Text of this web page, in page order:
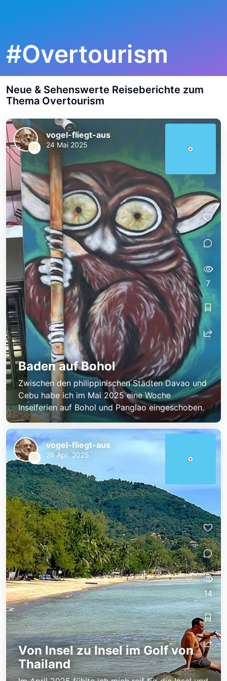
#Overtourism
Neue & Sehenswerte Reiseberichte zum
Thema Overtourism
Baden auf Bohol
Zwischen den philippinischen Städten Davao und
Cebu habe ich im Mai 2025 eine Woche
Inselferien auf Bohol und Panglao eingeschoben.
vogel-fliegt-aus
24 Mai 2025
7
Von Insel zu Insel im Golf von
Thailand
vogel-fliegt-aus
26 Apr. 2025
14